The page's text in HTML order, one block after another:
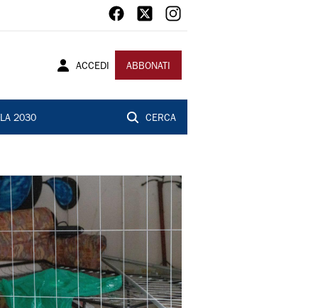
ACCEDI ABBONATI
2030 CERCA